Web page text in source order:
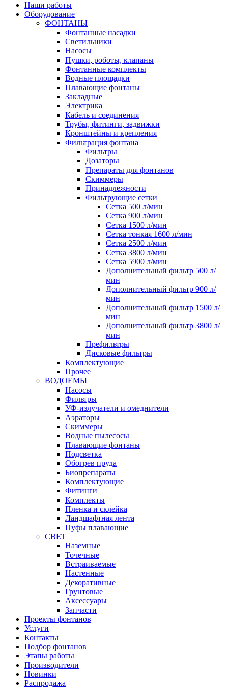
Наши работы
Оборудование
ФОНТАНЫ
Фонтанные насадки
Cветильники
Насосы
Пушки, роботы, клапаны
Фонтанные комплекты
Водные площадки
Плавающие фонтаны
Закладные
Электрика
Кабель и соединения
Трубы, фитинги, задвижки
Кронштейны и крепления
Фильтрация фонтана
Фильтры
Дозаторы
Препараты для фонтанов
Скиммеры
Принадлежности
Фильтрующие сетки
Cетка 500 л/мин
Cетка 900 л/мин
Cетка 1500 л/мин
Cетка тонкая 1600 л/мин
Cетка 2500 л/мин
Cетка 3800 л/мин
Cетка 5900 л/мин
Дополнительный фильтр 500 л/
мин
Дополнительный фильтр 900 л/
мин
Дополнительный фильтр 1500 л/
мин
Дополнительный фильтр 3800 л/
мин
Префильтры
Дисковые фильтры
Комплектующие
Прочее
ВОДОЕМЫ
Насосы
Фильтры
УФ-излучатели и омеднители
Аэраторы
Cкиммеры
Водные пылесосы
Плавающие фонтаны
Подсветка
Обогрев пруда
Биопрепараты
Комплектующие
Фитинги
Комплекты
Пленка и склейка
Ландшафтная лента
Пуфы плавающие
СВЕТ
Наземные
Точечные
Встраиваемые
Настенные
Декоративные
Грунтовые
Аксессуары
Запчасти
Проекты фонтанов
Услуги
Контакты
Подбор фонтанов
Этапы работы
Производители
Новинки
Распродажа